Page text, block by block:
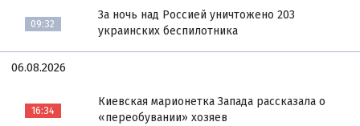
09:32
За ночь над Россией уничтожено 203
украинских беспилотника
06.08.2026
16:34
Киевская марионетка Запада рассказала о
«переобувании» хозяев